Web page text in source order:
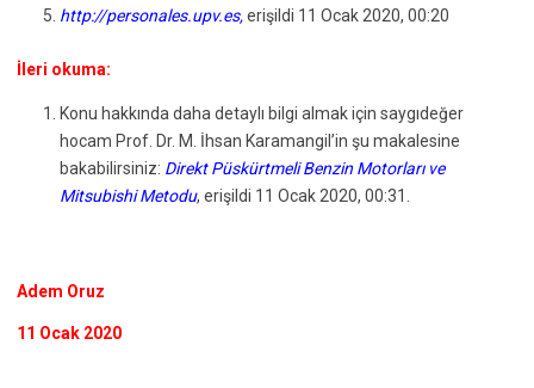
http://personales.upv.es,erişildi 11 Ocak 2020, 00:20
İleri okuma:
Konu hakkında daha detaylı bilgi almak için saygıdeğer
hocam Prof. Dr. M. İhsan Karamangil’in şu makalesine
bakabilirsiniz: Direkt Püskürtmeli Benzin Motorları ve
Mitsubishi Metodu, erişildi 11 Ocak 2020, 00:31.
Adem Oruz
11 Ocak 2020